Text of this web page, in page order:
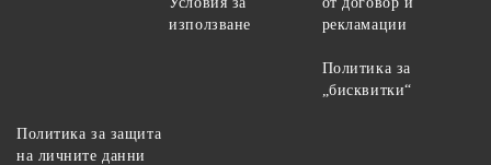
използване
рекламации
Политика за
„бисквитки“
Политика за защита
на личните данни